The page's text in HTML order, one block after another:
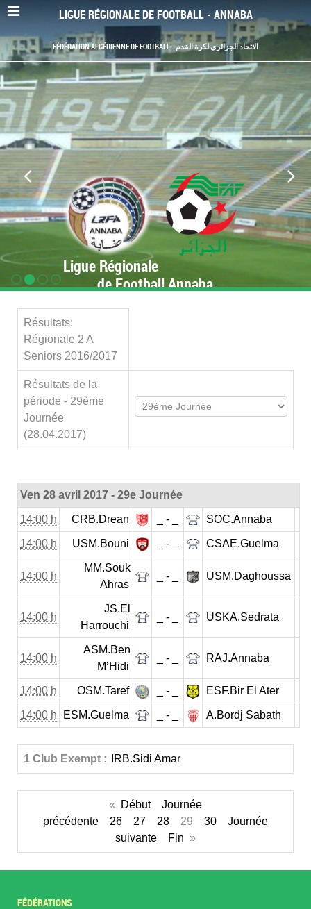
LIGUE RÉGIONALE DE FOOTBALL - ANNABA
FÉDÉRATION ALGÉRIENNE DE FOOTBALL - الاتحاد الجزائري لكرة القدم
Ligue Régionale
de Football Annaba
Résultats:
Régionale 2 A
Seniors 2016/2017
Résultats de la
période - 29ème
Journée
(28.04.2017)
Ven 28 avril 2017 - 29e Journée
14:00 h CRB.Drean _ - _ SOC.Annaba
14:00 h USM.Bouni _ - _ CSAE.Guelma
14:00 h
MM.Souk
Ahras
_ - _ USM.Daghoussa
14:00 h
JS.El
Harrouchi
_ - _ USKA.Sedrata
14:00 h
ASM.Ben
M’Hidi
_ - _ RAJ.Annaba
14:00 h OSM.Taref _ - _ ESF.Bir El Ater
14:00 h ESM.Guelma _ - _ A.Bordj Sabath
1 Club Exempt : IRB.Sidi Amar
« Début
Journée
précédente
26 27 28 29 30
Journée
suivante
Fin »
FÉDÉRATIONS